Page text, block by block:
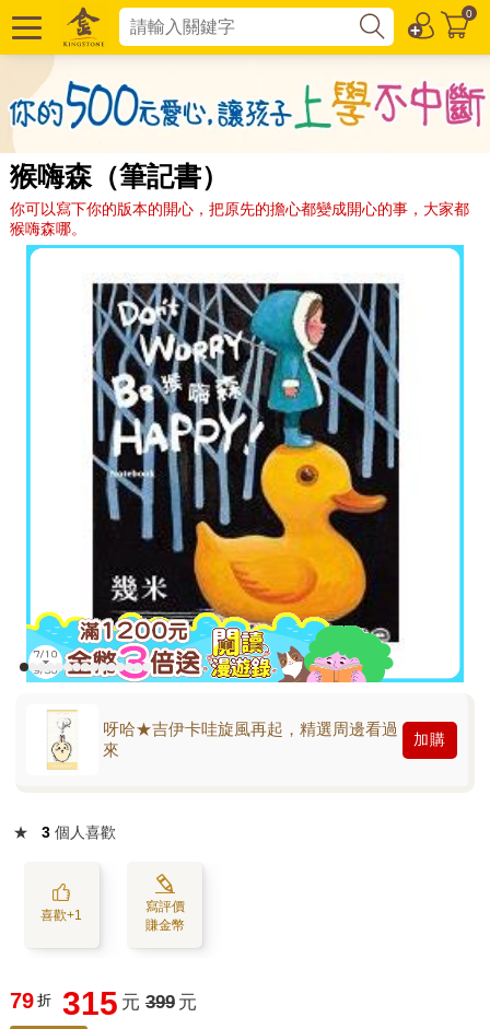
0
猴嗨森（筆記書）
你可以寫下你的版本的開心，把原先的擔心都變成開心的事，大家都
猴嗨森哪。
呀哈★吉伊卡哇旋風再起，精選周邊看過
來
加購
★ 3 個人喜歡
喜歡+1
寫評價
賺金幣
79 折 315 元 399 元